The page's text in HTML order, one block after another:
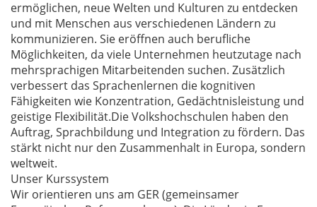
ermöglichen, neue Welten und Kulturen zu entdecken
und mit Menschen aus verschiedenen Ländern zu
kommunizieren. Sie eröffnen auch berufliche
Möglichkeiten, da viele Unternehmen heutzutage nach
mehrsprachigen Mitarbeitenden suchen. Zusätzlich
verbessert das Sprachenlernen die kognitiven
Fähigkeiten wie Konzentration, Gedächtnisleistung und
geistige Flexibilität.Die Volkshochschulen haben den
Auftrag, Sprachbildung und Integration zu fördern. Das
stärkt nicht nur den Zusammenhalt in Europa, sondern
weltweit.
Unser Kurssystem
Wir orientieren uns am GER (gemeinsamer